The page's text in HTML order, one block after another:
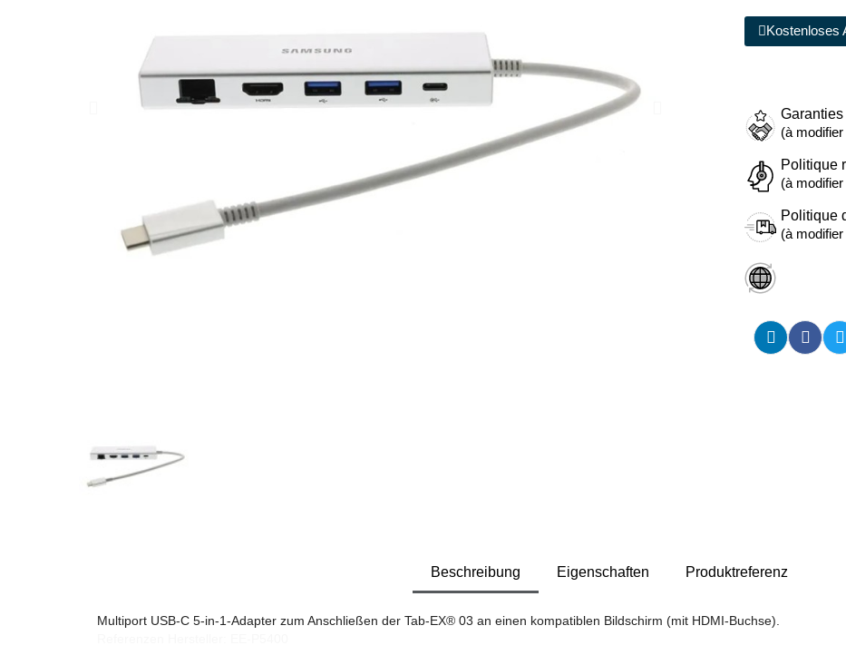
Kostenloses
(à
Politique
(à
Politique
(à
Beschreibung Eigenschaften Produktreferenz
Multiport USB-C 5-in-1-Adapter zum Anschließen der Tab-EX® 03 an einen kompatiblen Bildschirm (mit HDMI-Buchse).